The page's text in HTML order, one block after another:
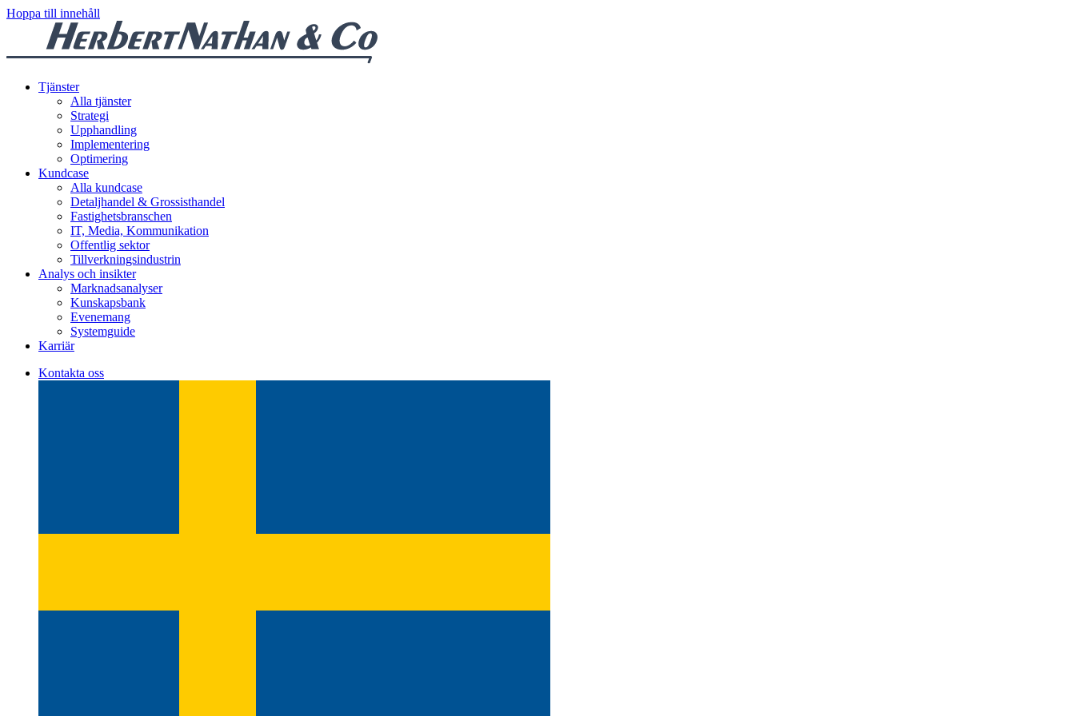
Hoppa till innehåll
Tjänster
Alla tjänster
Strategi
Upphandling
Implementering
Optimering
Kundcase
Alla kundcase
Detaljhandel & Grossisthandel
Fastighetsbranschen
IT, Media, Kommunikation
Offentlig sektor
Tillverkningsindustrin
Analys och insikter
Marknadsanalyser
Kunskapsbank
Evenemang
Systemguide
Karriär
Kontakta oss